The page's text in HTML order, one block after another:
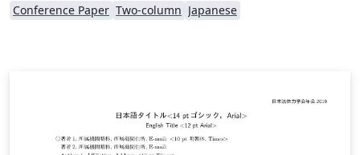
Conference Paper Two-column Japanese